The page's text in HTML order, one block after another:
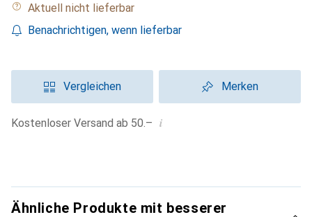
Aktuell nicht lieferbar
Benachrichtigen, wenn lieferbar
Vergleichen Merken
Kostenloser Versand ab 50.– i
Ähnliche Produkte mit besserer